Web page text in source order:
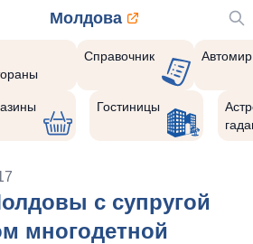
Молдова
Справочник Автомир
Гостиницы
с супругой
многодетной